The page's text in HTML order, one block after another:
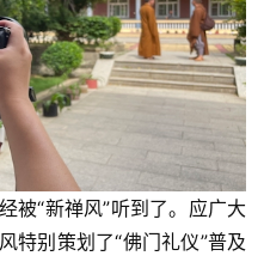
被“新禅风”听到了。应广大
特别策划了“佛门礼仪”普及